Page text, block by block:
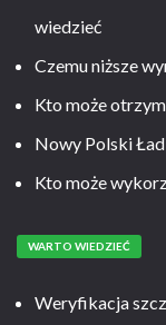
wiedzieć
Czemu niższe
Kto może
Nowy Polski
Kto może
WARTO WIEDZIEĆ
Weryfikacja